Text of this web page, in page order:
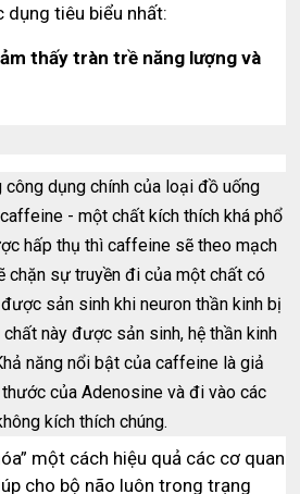
tiêu biểu nhất:
thấy tràn trề năng lượng và
dụng chính của loại đồ uống
- một chất kích thích khá phổ
hấp thụ thì caffeine sẽ theo mạch
chặn sự truyền đi của một chất có
sản sinh khi neuron thần kinh bị
chất này được sản sinh, hệ thần kinh
năng nổi bật của caffeine là giả
của Adenosine và đi vào các
kích thích chúng.
một cách hiệu quả các cơ quan
cho bộ não luôn trong trạng